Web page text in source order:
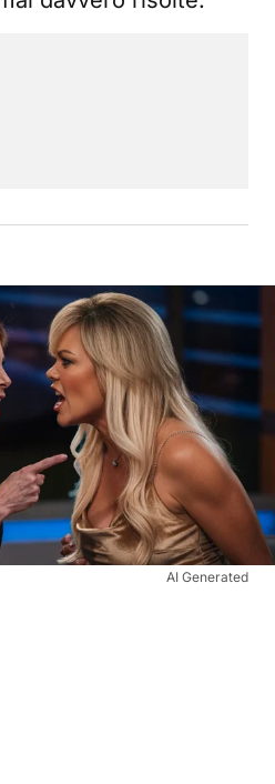
AI Generated